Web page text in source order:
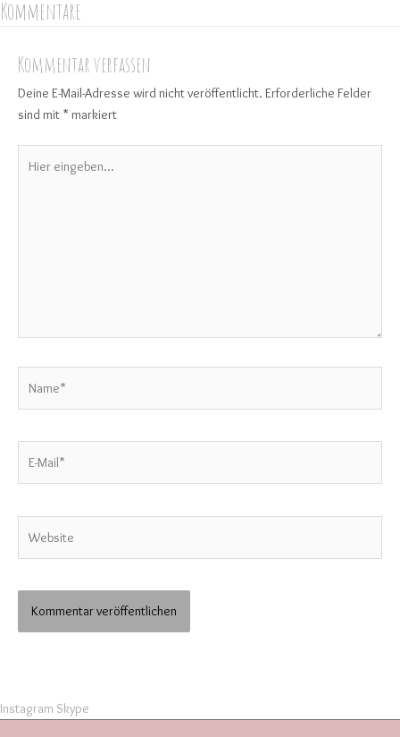
Kommentare
Kommentar verfassen
Deine E-Mail-Adresse wird nicht veröffentlicht. Erforderliche Felder
sind mit * markiert
eingeben…
Instagram Skype